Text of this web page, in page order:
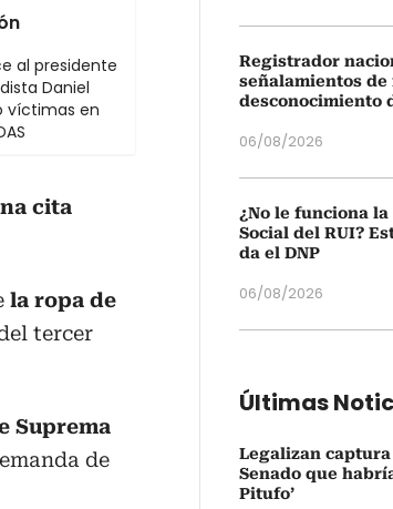
al presidente
Daniel
víctimas en
cita
la ropa de
tercer
Suprema
de
Registrador
señalamientos
desconocimiento
06/08/2026
¿No le funciona
Social del RUI?
da el DNP
06/08/2026
Últimas
Legalizan
Senado que
Pitufo’